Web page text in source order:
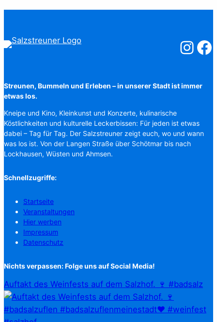
Streunen, Bummeln und Erleben – in unserer Stadt ist immer
etwas los.
Kneipe und Kino, Kleinkunst und Konzerte, kulinarische
Köstlichkeiten und kulturelle Leckerbissen: Für jeden ist etwas
dabei – Tag für Tag. Der Salzstreuner zeigt euch, wo und wann
was los ist. Von der Langen Straße über Schötmar bis nach
Lockhausen, Wüsten und Ahmsen.
Schnellzugriffe:
Startseite
Veranstaltungen
Hier werben
Impressum
Datenschutz
Nichts verpassen: Folge uns auf Social Media!
Auftakt des Weinfests auf dem Salzhof. 🍷 #badsalz